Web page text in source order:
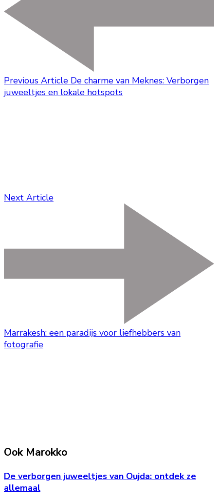
Previous Article De charme van Meknes: Verborgen
juweeltjes en lokale hotspots
Next Article
Marrakesh: een paradijs voor liefhebbers van
fotografie
Ook Marokko
De verborgen juweeltjes van Oujda: ontdek ze
allemaal